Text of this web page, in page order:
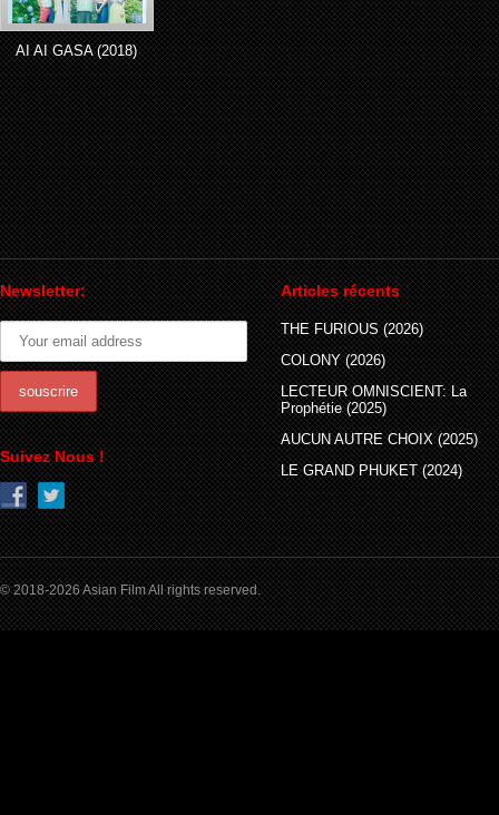
AI AI GASA (2018)
Newsletter:
Suivez Nous !
Articles récents
THE FURIOUS (2026)
COLONY (2026)
LECTEUR OMNISCIENT: La
Prophétie (2025)
AUCUN AUTRE CHOIX (2025)
LE GRAND PHUKET (2024)
© 2018-2026 Asian Film All rights reserved.